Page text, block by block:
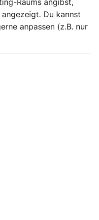
Raums angibst,
Du kannst
anpassen (z.B. nur